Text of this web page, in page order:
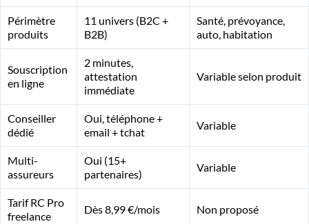
Périmètre
produits
11 univers (B2C +
B2B)
Santé, prévoyance,
auto, habitation
Souscription
en ligne
2 minutes,
attestation
immédiate
Variable selon produit
Conseiller
dédié
Oui, téléphone +
email + tchat
Variable
Multi-
assureurs
Oui (15+
partenaires)
Variable
Tarif RC Pro
freelance
Dès 8,99 €/mois Non proposé